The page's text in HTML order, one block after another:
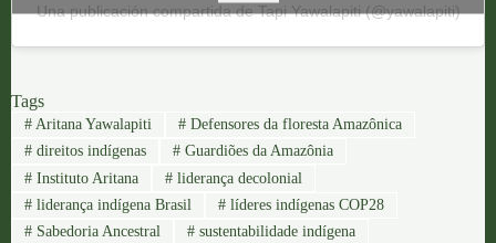
Una publicación compartida de Tapi Yawalapiti (@yawalapiti)
Tags
#Aritana Yawalapiti #Defensores da floresta Amazônica
#direitos indígenas #Guardiões da Amazônia
#Instituto Aritana #liderança decolonial
#liderança indígena Brasil #líderes indígenas COP28
#Sabedoria Ancestral #sustentabilidade indígena